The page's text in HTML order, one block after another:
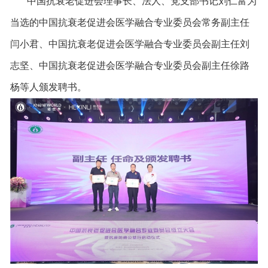
当选的中国抗衰老促进会医学融合专业委员会常务副主任
闫小君、中国抗衰老促进会医学融合专业委员会副主任刘
志坚、中国抗衰老促进会医学融合专业委员会副主任徐路
杨等人颁发聘书。